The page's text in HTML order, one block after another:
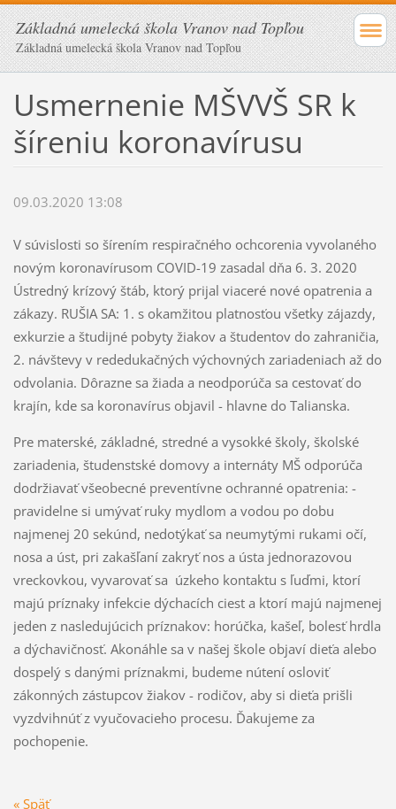
Základná umelecká škola Vranov nad Topľou
Základná umelecká škola Vranov nad Topľou
Usmernenie MŠVVŠ SR k
šíreniu koronavírusu
09.03.2020 13:08
V súvislosti so šírením respiračného ochcorenia vyvolaného
novým koronavírusom COVID-19 zasadal dňa 6. 3. 2020
Ústredný krízový štáb, ktorý prijal viaceré nové opatrenia a
zákazy. RUŠIA SA: 1. s okamžitou platnosťou všetky zájazdy,
exkurzie a študijné pobyty žiakov a študentov do zahraničia,
2. návštevy v rededukačných výchovných zariadeniach až do
odvolania. Dôrazne sa žiada a neodporúča sa cestovať do
krajín, kde sa koronavírus objavil - hlavne do Talianska.
Pre materské, základné, stredné a vysokké školy, školské
zariadenia, študenstské domovy a internáty MŠ odporúča
dodržiavať všeobecné preventívne ochranné opatrenia: -
pravidelne si umývať ruky mydlom a vodou po dobu
najmenej 20 sekúnd, nedotýkať sa neumytými rukami očí,
nosa a úst, pri zakašľaní zakryť nos a ústa jednorazovou
vreckovkou, vyvarovať sa úzkeho kontaktu s ľuďmi, ktorí
majú príznaky infekcie dýchacích ciest a ktorí majú najmenej
jeden z nasledujúcich príznakov: horúčka, kašeľ, bolesť hrdla
a dýchavičnosť. Akonáhle sa v našej škole objaví dieťa alebo
dospelý s danými príznakmi, budeme nútení osloviť
zákonných zástupcov žiakov - rodičov, aby si dieťa prišli
vyzdvihnúť z vyučovacieho procesu. Ďakujeme za
pochopenie.
« Späť